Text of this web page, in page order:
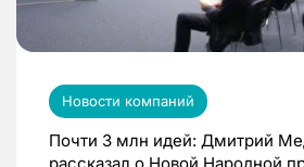
Новости компаний
Почти 3 млн идей: Дмитрий
рассказал о Новой Народной